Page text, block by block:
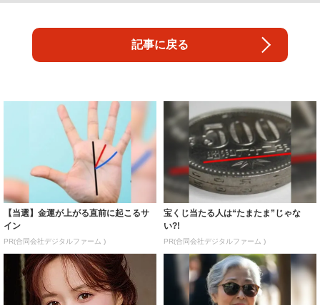
記事に戻る
【当選】金運が上がる直前に起こるサ
イン
PR(合同会社デジタルファーム )
宝くじ当たる人は“たまたま”じゃな
い?!
PR(合同会社デジタルファーム )